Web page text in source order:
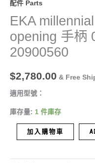
配件 Parts
EKA
opening 手柄
20900560
$2,780.00 & Free
適用型號：
庫存量: 1 件庫存
加入購物車